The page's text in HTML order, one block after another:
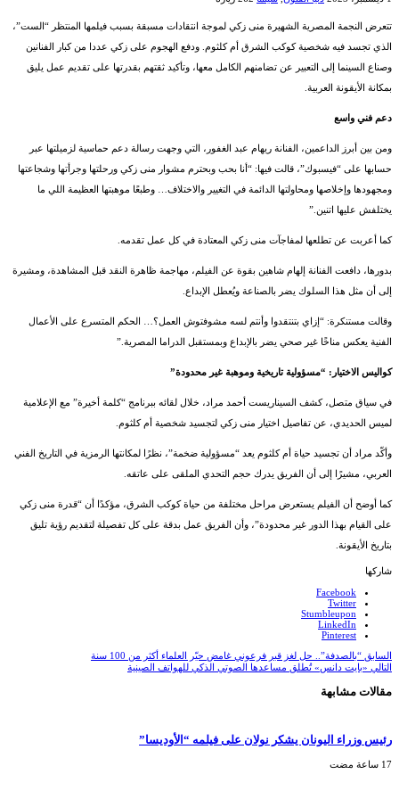
تتعرض النجمة المصرية الشهيرة منى زكي لموجة انتقادات مسبقة بسبب فيلمها المنتظر “الست”،
الذي تجسد فيه شخصية كوكب الشرق أم كلثوم. ودفع الهجوم على زكي عددا من كبار الفنانين
وصناع السينما إلى التعبير عن تضامنهم الكامل معها، وتأكيد ثقتهم بقدرتها على تقديم عمل يليق
بمكانة الأيقونة العربية.
دعم فني واسع
ومن بين أبرز الداعمين، الفنانة ريهام عبد الغفور، التي وجهت رسالة دعم حماسية لزميلتها عبر
حسابها على “فيسبوك”، قالت فيها: “أنا بحب وبحترم مشوار منى زكي ورحلتها وجرأتها وشجاعتها
ومجهودها وإخلاصها ومحاولتها الدائمة في التغيير والاختلاف… وطبعًا موهبتها العظيمة اللي ما
يختلفش عليها اتنين.”
كما أعربت عن تطلعها لمفاجآت منى زكي المعتادة في كل عمل تقدمه.
بدورها، دافعت الفنانة إلهام شاهين بقوة عن الفيلم، مهاجمة ظاهرة النقد قبل المشاهدة، ومشيرة
إلى أن مثل هذا السلوك يضر بالصناعة ويُعطل الإبداع.
وقالت مستنكرة: “إزاي بتنتقدوا وأنتم لسه مشوفتوش العمل؟… الحكم المتسرع على الأعمال
الفنية يعكس مناخًا غير صحي يضر بالإبداع وبمستقبل الدراما المصرية.”
كواليس الاختيار: “مسؤولية تاريخية وموهبة غير محدودة”
في سياق متصل، كشف السيناريست أحمد مراد، خلال لقائه ببرنامج “كلمة أخيرة” مع الإعلامية
لميس الحديدي، عن تفاصيل اختيار منى زكي لتجسيد شخصية أم كلثوم.
وأكّد مراد أن تجسيد حياة أم كلثوم يعد “مسؤولية ضخمة”، نظرًا لمكانتها الرمزية في التاريخ الفني
العربي، مشيرًا إلى أن الفريق يدرك حجم التحدي الملقى على عاتقه.
كما أوضح أن الفيلم يستعرض مراحل مختلفة من حياة كوكب الشرق، مؤكدًا أن “قدرة منى زكي
على القيام بهذا الدور غير محدودة”، وأن الفريق عمل بدقة على كل تفصيلة لتقديم رؤية تليق
بتاريخ الأيقونة.
شاركها
Facebook
Twitter
Stumbleupon
LinkedIn
Pinterest
السابق “بالصدفة”.. حل لغز قبر فرعوني غامض حيّر العلماء أكثر من 100 سنة
التالي «بايت دانس» تُطلق مساعدها الصوتي الذكي للهواتف الصينية
مقالات مشابهة
رئيس وزراء اليونان يشكر نولان على فيلمه “الأوديسا”